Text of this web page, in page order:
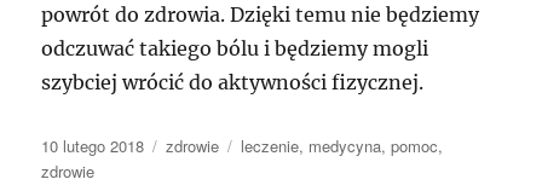
powrót do zdrowia. Dzięki temu nie będziemy
odczuwać takiego bólu i będziemy mogli
szybciej wrócić do aktywności fizycznej.
Data
publikacji
10 lutego 2018 Kategorie
zdrowie Tagi
leczenie, medycyna,pomoc,
zdrowie